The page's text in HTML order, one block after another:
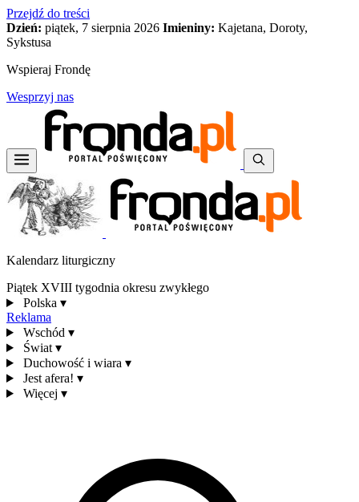
Przejdź do treści
Dzień: piątek, 7 sierpnia 2026 Imieniny: Kajetana, Doroty,
Sykstusa
Wspieraj Frondę
Wesprzyj nas
Kalendarz liturgiczny
Piątek XVIII tygodnia okresu zwykłego
Polska ▾
Reklama
Wschód ▾
Świat ▾
Duchowość i wiara ▾
Jest afera! ▾
Więcej ▾